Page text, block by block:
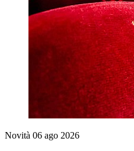
Novità 06 ago 2026